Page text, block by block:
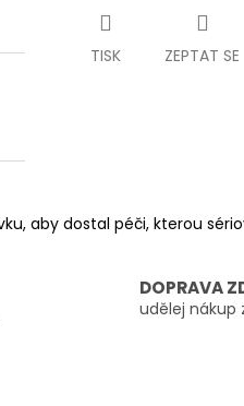
TISK ZEPTAT SE
aby dostal péči, kterou
DOPRAVA
udělej nákup